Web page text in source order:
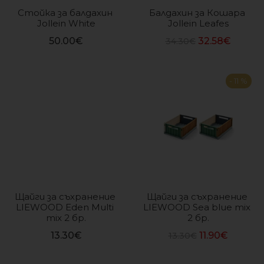
Стойка за балдахин
Jollein White
50.00€
Балдахин за Кошара
Jollein Leafes
32.58€
Щайги за съхранение
LIEWOOD Eden Multi
mix 2 бр.
13.30€
- 11 %
Щайги за съхранение
LIEWOOD Sea blue mix
2 бр.
11.90€